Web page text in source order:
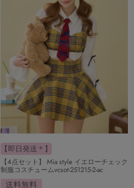
【即日発送＊】
【4点セット】 Mia style イエローチェック
制服コスチュームvcsot-251215-2-ac
送料無料